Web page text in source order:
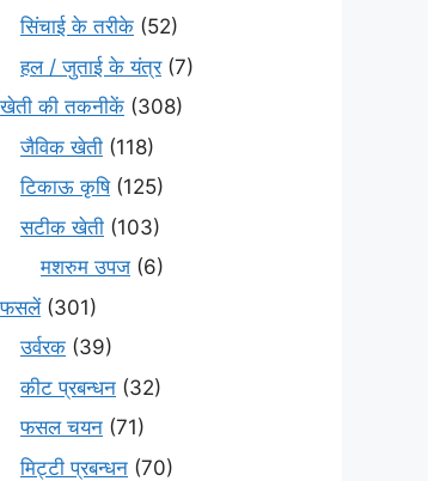
सिंचाई के तरीके (52)
हल / जुताई के यंत्र(7)
खेती की तकनीकें (308)
जैविक खेती (118)
टिकाऊ कृषि(125)
सटीक खेती (103)
मशरुम उपज (6)
फसलें(301)
उर्वरक (39)
कीट प्रबन्धन (32)
फसल चयन (71)
मि‌ट्टी प्रबन्धन (70)